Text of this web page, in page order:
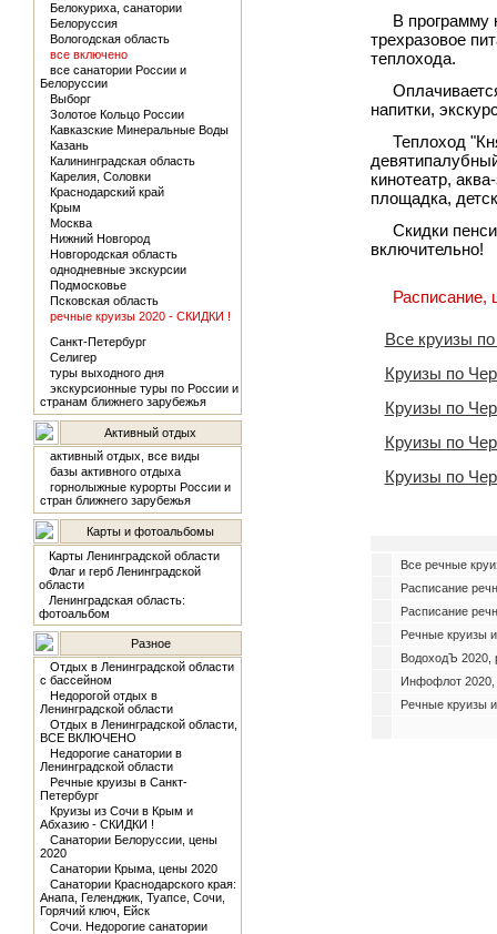
Белокуриха, санатории
Белоруссия
Вологодская область
все включено
все санатории России и
Белоруссии
Выборг
Золотое Кольцо России
Кавказские Минеральные Воды
Казань
Калининградская область
Карелия, Соловки
Краснодарский край
Крым
Москва
Нижний Новгород
Новгородская область
однодневные экскурсии
Подмосковье
Псковская область
речные круизы 2020 - СКИДКИ !
Санкт-Петербург
Селигер
туры выходного дня
экскурсионные туры по России и
странам ближнего зарубежья
Активный отдых
активный отдых, все виды
базы активного отдыха
горнолыжные курорты России и
стран ближнего зарубежья
Карты и фотоальбомы
Карты Ленинградской области
Флаг и герб Ленинградской
области
Ленинградская область:
фотоальбом
Разное
Отдых в Ленинградской области
с бассейном
Недорогой отдых в
Ленинградской области
Отдых в Ленинградской области,
ВСЕ ВКЛЮЧЕНО
Недорогие санатории в
Ленинградской области
Речные круизы в Санкт-
Петербург
Круизы из Сочи в Крым и
Абхазию - СКИДКИ !
Санатории Белоруссии, цены
2020
Санатории Крыма, цены 2020
Санатории Краснодарского края:
Анапа, Геленджик, Туапсе, Сочи,
Горячий ключ, Ейск
Сочи. Недорогие санатории
В программу
трехразовое
теплохода.
напитки,
Теплоход
кинотеатр,
площадка,
Скидки
включительно!
Расписание,
Все круизы
Круизы по
Круизы по
Круизы по
Круизы по
Все речные
Расписание
Расписание
Речные круизы
ВодоходЪ 2020,
Инфофлот 2020,
Речные круизы